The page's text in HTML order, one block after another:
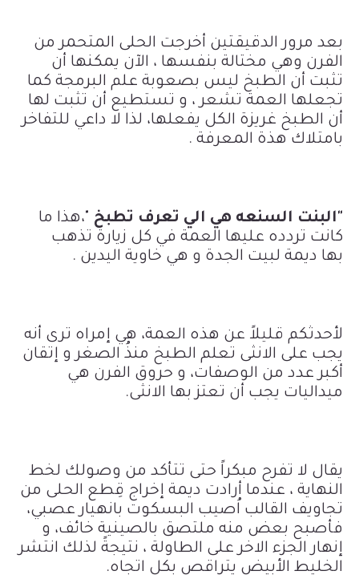
بعد مرور الدقيقتين أخرجت الحلى المتحمر من
الفرن وهي مختالة بنفسها ، الآن يمكنها أن
تثبت أن الطبخ ليس بصعوبة علم البرمجة كما
تجعلها العمة تشعر ، و تستطيع أن تثبت لها
أن الطبخ غريزة الكل يفعلها، لذا لا داعي للتفاخر
بامتلاك هذة المعرفة .
"البنت السنعه هي الي تعرف تطبخ "،هذا ما
كانت تردده عليها العمة في كل زيارة تذهب
بها ديمة لبيت الجدة و هي خاوية اليدين .
لأحدثكم قليلاً عن هذه العمة، هي إمراه ترى أنه
يجب على الانثى تعلم الطبخ منذُ الصغر و إتقان
أكبر عدد من الوصفات، و حروق الفرن هي
ميداليات يجب أن تعتزبها الانثى.
يقال لا تفرح مبكراً حتى تتأكد من وصولك لخط
النهاية ، عندما أرادت ديمة إخراج قِطع الحلى من
تجاويف القالب اُصيب البسكوت بانهيار عصبي،
فأصبح بعض منه ملتصق بالصينية خائف، و
إنهار الجزء الاخر على الطاولة ، نتيجةً لذلك انتشر
الخليط الأبيض يتراقص بكل اتجاه.